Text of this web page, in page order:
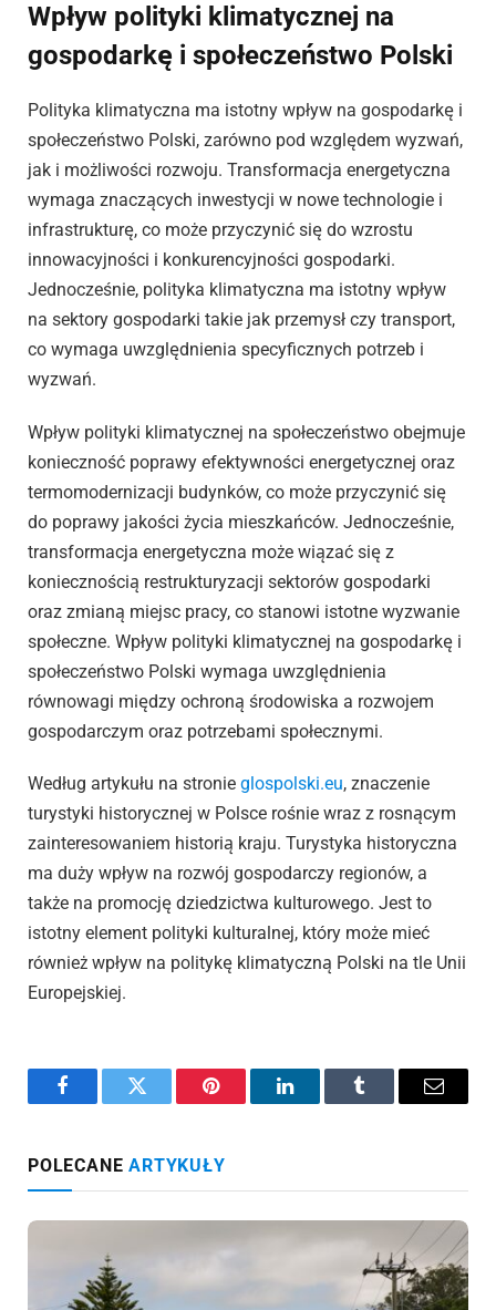
Wpływ polityki klimatycznej na
gospodarkę i społeczeństwo Polski
Polityka klimatyczna ma istotny wpływ na gospodarkę i
społeczeństwo Polski, zarówno pod względem wyzwań,
jak i możliwości rozwoju. Transformacja energetyczna
wymaga znaczących inwestycji w nowe technologie i
infrastrukturę, co może przyczynić się do wzrostu
innowacyjności i konkurencyjności gospodarki.
Jednocześnie, polityka klimatyczna ma istotny wpływ
na sektory gospodarki takie jak przemysł czy transport,
co wymaga uwzględnienia specyficznych potrzeb i
wyzwań.
Wpływ polityki klimatycznej na społeczeństwo obejmuje
konieczność poprawy efektywności energetycznej oraz
termomodernizacji budynków, co może przyczynić się
do poprawy jakości życia mieszkańców. Jednocześnie,
transformacja energetyczna może wiązać się z
koniecznością restrukturyzacji sektorów gospodarki
oraz zmianą miejsc pracy, co stanowi istotne wyzwanie
społeczne. Wpływ polityki klimatycznej na gospodarkę i
społeczeństwo Polski wymaga uwzględnienia
równowagi między ochroną środowiska a rozwojem
gospodarczym oraz potrzebami społecznymi.
Według artykułu na stronie glospolski.eu, znaczenie
turystyki historycznej w Polsce rośnie wraz z rosnącym
zainteresowaniem historią kraju. Turystyka historyczna
ma duży wpływ na rozwój gospodarczy regionów, a
także na promocję dziedzictwa kulturowego. Jest to
istotny element polityki kulturalnej, który może mieć
również wpływ na politykę klimatyczną Polski na tle Unii
Europejskiej.
FacebookTwitter Pinterest LinkedInTumblr Email
POLECANEARTYKUŁY